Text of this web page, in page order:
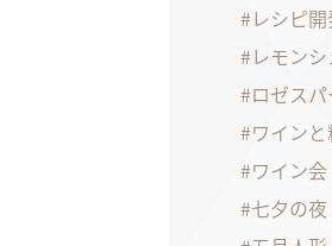
レシピ
レモン
ロゼス
ワイン
ワイン会
七夕の夜